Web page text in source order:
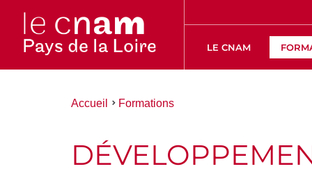
LE CNAM
Vous
Accueil Formations